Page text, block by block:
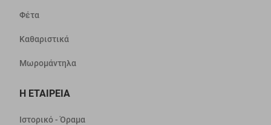
Φέτα
Καθαριστικά
Μωρομάντηλα
Η ΕΤΑΙΡΕΙΑ
Ιστορικό - Όραμα